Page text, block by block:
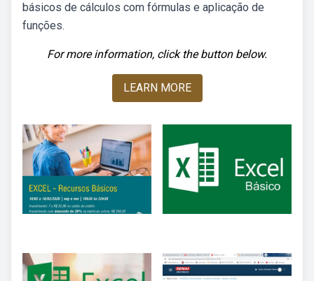
básicos de cálculos com fórmulas e aplicação de
funções.
For more information, click the button below.
LEARN MORE